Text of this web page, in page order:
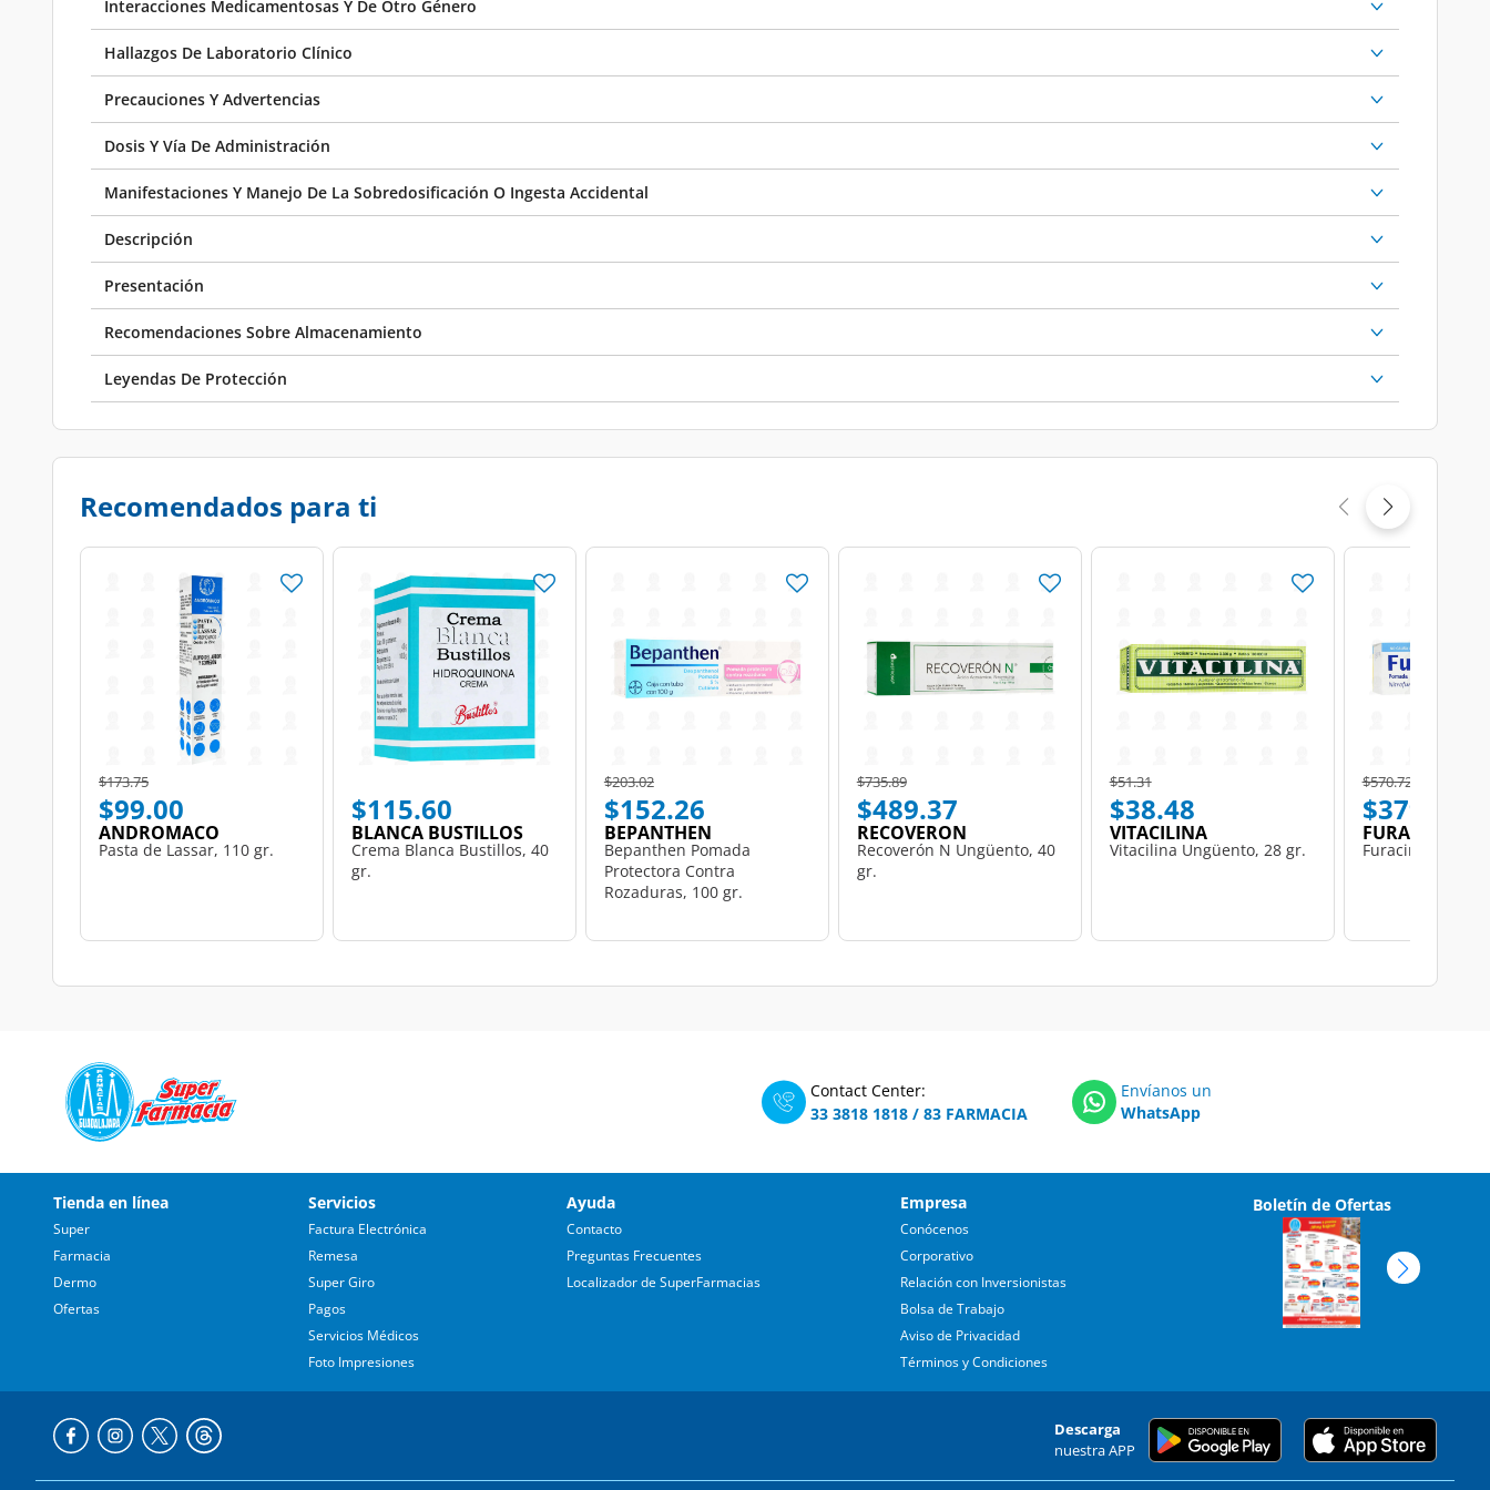
Interacciones Medicamentosas Y De Otro Género
Hallazgos De Laboratorio Clínico
Precauciones Y Advertencias
Dosis Y Vía De Administración
Manifestaciones Y Manejo De La Sobredosificación O Ingesta Accidental
Descripción
Presentación
Recomendaciones Sobre Almacenamiento
Leyendas De Protección
Recomendados para ti
Price reduced from
$173.75to
$99.00
ANDROMACO
Pasta de Lassar, 110 gr.
$115.60
BLANCA BUSTILLOS
Crema Blanca Bustillos, 40
gr.
Price reduced from
$203.02to
$152.26
BEPANTHEN
Bepanthen Pomada
Protectora Contra
Rozaduras, 100 gr.
Price reduced from
$735.89to
$489.37
RECOVERON
Recoverón N Ungüento, 40
gr.
Price reduced from
$51.31to
$38.48
VITACILINA
Vitacilina Ungüento, 28 gr.
Price reduced from
$570.72
$379.53
FURACIN
Furacin
Contact Center:
33 3818 1818 / 83 FARMACIA
Envíanos un
WhatsApp
Tienda en línea
Super
Farmacia
Dermo
Ofertas
Servicios
Factura Electrónica
Remesa
Super Giro
Pagos
Servicios Médicos
Foto Impresiones
Ayuda
Contacto
Preguntas Frecuentes
Localizador de SuperFarmacias
Empresa
Conócenos
Corporativo
Relación con Inversionistas
Bolsa de Trabajo
Aviso de Privacidad
Términos y Condiciones
Boletín de Ofertas
Descarga
nuestra APP